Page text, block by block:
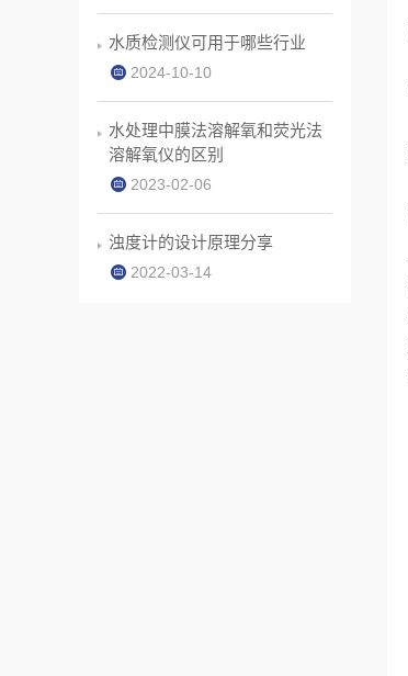
水质检测仪可用于哪些行业
2024-10-10
水处理中膜法溶解氧和荧光法
溶解氧仪的区别
2023-02-06
浊度计的设计原理分享
2022-03-14